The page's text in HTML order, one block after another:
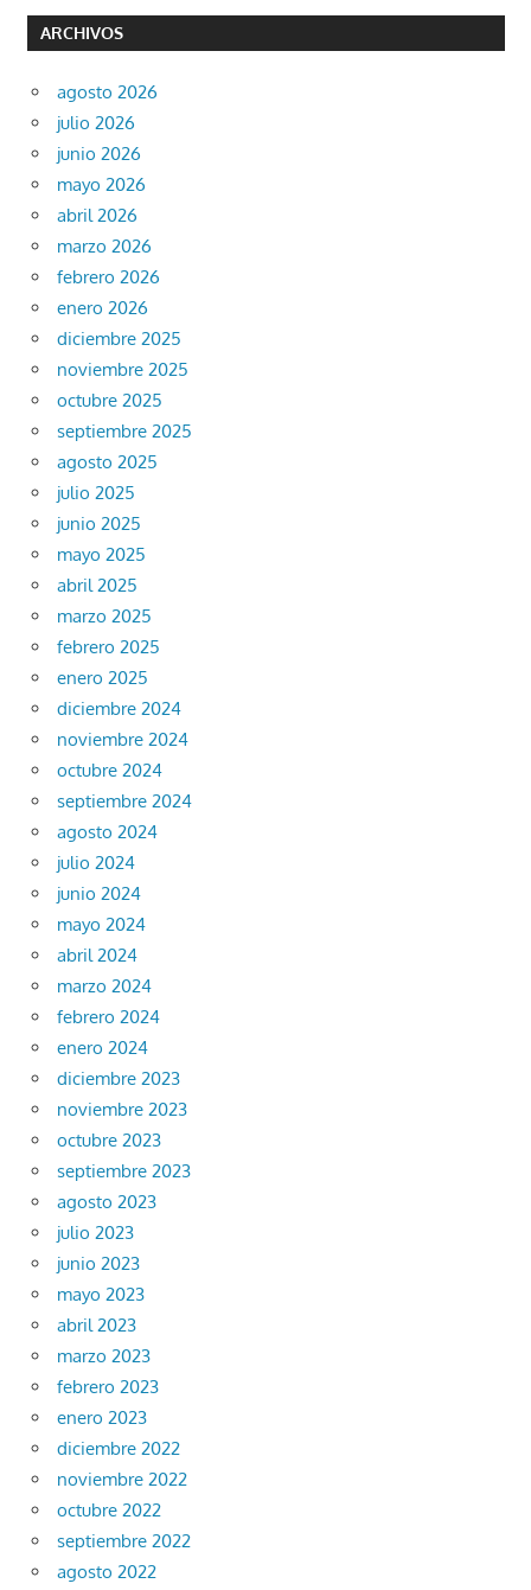
ARCHIVOS
agosto 2026
julio 2026
junio 2026
mayo 2026
abril 2026
marzo 2026
febrero 2026
enero 2026
diciembre 2025
noviembre 2025
octubre 2025
septiembre 2025
agosto 2025
julio 2025
junio 2025
mayo 2025
abril 2025
marzo 2025
febrero 2025
enero 2025
diciembre 2024
noviembre 2024
octubre 2024
septiembre 2024
agosto 2024
julio 2024
junio 2024
mayo 2024
abril 2024
marzo 2024
febrero 2024
enero 2024
diciembre 2023
noviembre 2023
octubre 2023
septiembre 2023
agosto 2023
julio 2023
junio 2023
mayo 2023
abril 2023
marzo 2023
febrero 2023
enero 2023
diciembre 2022
noviembre 2022
octubre 2022
septiembre 2022
agosto 2022